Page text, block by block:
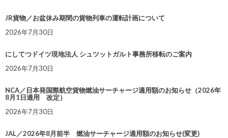
JR貨物／お盆休み期間の貨物列車の運転計画について
2026年7月30日
にしてつドイツ現地法人 シュツットガルト事務所移転のご案内
2026年7月30日
NCA／日本発国際航空貨物燃油サーチャージ適用額のお知らせ（2026年
8月1日適用 改定）
2026年7月30日
JAL／2026年8月前半 燃油サーチャージ適用額のお知らせ(変更)